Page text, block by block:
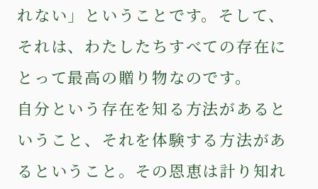
れない」ということです。そして、
それは、わたしたちすべての存在に
とって最高の贈り物なのです。
自分という存在を知る方法があると
いうこと、それを体験する方法があ
るということ。その恩恵は計り知れ